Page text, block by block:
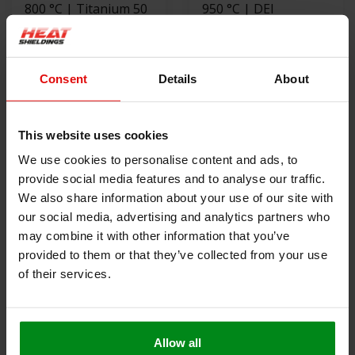
Consent Details About
This website uses cookies
We use cookies to personalise content and ads, to
provide social media features and to analyse our traffic.
We also share information about your use of our site with
our social media, advertising and analytics partners who
may combine it with other information that you’ve
provided to them or that they’ve collected from your use
of their services.
Allow all
800 °C | Titanium 50
x 1.5mm x 15m
uitlaatband
€46,00
950 °C | DEI